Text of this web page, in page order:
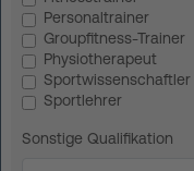
Personaltrainer
Groupfitness-Trainer
Physiotherapeut
Sportwissenschaftler
Sportlehrer
Sonstige Qualifikation